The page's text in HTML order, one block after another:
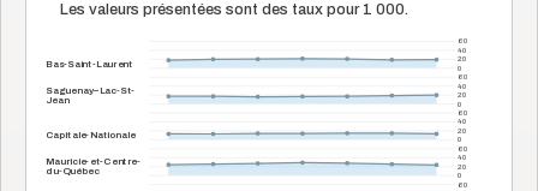
Les valeurs présentées sont des taux pour 1 000.
0
20
40
60
0
20
40
60
0
20
40
60
0
20
40
60
60
Bas-Saint-Laurent
Saguenay–Lac-St-
Jean
Capitale-Nationale
Mauricie-et-Centre-
du-Québec